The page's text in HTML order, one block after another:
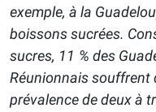
exemple, à la
boissons sucrées.
sucres, 11 % des
Réunionnais souffrent
prévalence de deux à